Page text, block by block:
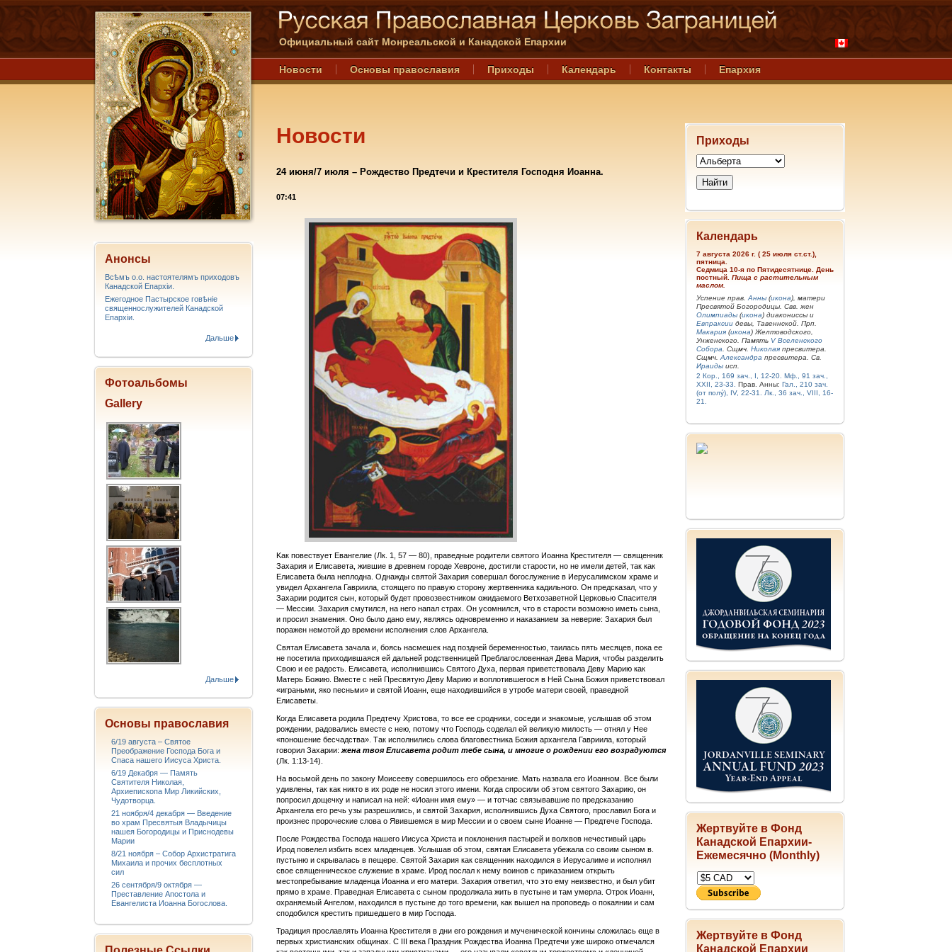
Официальный сайт Монреальской и Канадской Епархии
Новости Основы православия Приходы Календарь Контакты Епархия
Приходы
Календарь
7 августа 2026 г. ( 25 июля ст.ст.),
пятница.
Седмица 10-я по Пятидесятнице. День
постный. Пища с растительным
маслом.
Успение прав. Анны (икона), матери
Пресвятой Богородицы. Свв. жен
Олимпиады (икона) диакониссы и
Евпраксии девы, Тавеннской. Прп.
Макария (икона) Желтоводского,
Унженского. Память V Вселенского
Собора . Сщмч. Николая пресвитера.
Сщмч. Александра пресвитера. Св.
Ираиды исп.
2 Кор., 169 зач., I, 12-20. Мф., 91 зач.,
XXII, 23-33.
Прав. Анны: Гал., 210 зач.
(от полу́), IV, 22-31.
Лк., 36 зач., VIII, 16-
21.
Жертвуйте в Фонд
Канадской Епархии-
Ежемесячно (Monthly)
Жертвуйте в Фонд
Канадской Епархии
Новости
24 июня/7 июля – Рождество Предтечи и Крестителя Господня Иоанна.
07:41
Kак повествует Евангелие (Лк. 1, 57 — 80), праведные родители святого Иоанна Крестителя — священник
Захария и Елисавета, жившие в древнем городе Хевроне, достигли старости, но не имели детей, так как
Елисавета была неплодна. Однажды святой Захария совершал богослужение в Иерусалимском храме и
увидел Архангела Гавриила, стоящего по правую сторону жертвенника кадильного. Он предсказал, что у
Захарии родится сын, который будет провозвестником ожидаемого Ветхозаветной Церковью Спасителя
— Мессии. Захария смутился, на него напал страх. Он усомнился, что в старости возможно иметь сына,
и просил знамения. Оно было дано ему, являясь одновременно и наказанием за неверие: Захария был
поражен немотой до времени исполнения слов Архангела.
Святая Елисавета зачала и, боясь насмешек над поздней беременностью, таилась пять месяцев, пока ее
не посетила приходившаяся ей дальней родственницей Преблагословенная Дева Мария, чтобы разделить
Свою и ее радость. Елисавета, исполнившись Святого Духа, первая приветствовала Деву Марию как
Матерь Божию. Вместе с ней Пресвятую Деву Марию и воплотившегося в Ней Сына Божия приветствовал
«играньми, яко песньми» и святой Иоанн, еще находившийся в утробе матери своей, праведной
Елисаветы.
Когда Елисавета родила Предтечу Христова, то все ее сродники, соседи и знакомые, услышав об этом
рождении, радовались вместе с нею, потому что Господь соделал ей великую милость — отнял у Нее
«поношение бесчадства». Так исполнились слова благовестника Божия архангела Гавриила, который
говорил Захарии:жена твоя Елисавета родит тебе сына, и многие о рождении его возрадуются
(Лк. 1:13-14).
На восьмой день по закону Моисееву совершилось его обрезание. Мать назвала его Иоанном. Все были
удивлены, так как никто в их роде не носил этого имени. Когда спросили об этом святого Захарию, он
попросил дощечку и написал на ней: «Иоанн имя ему» — и тотчас связывавшие по предсказанию
Архангела его речь узы разрешились, и святой Захария, исполнившись Духа Святого, прославил Бога и
произнес пророческие слова о Явившемся в мир Мессии и о своем сыне Иоанне — Предтече Господа.
После Рождества Господа нашего Иисуса Христа и поклонения пастырей и волхвов нечестивый царь
Ирод повелел избить всех младенцев. Услышав об этом, святая Елисавета убежала со своим сыном в.
пустыню и скрывалась в пещере. Святой Захария как священник находился в Иерусалиме и исполнял
свое священническое служение в храме. Ирод послал к нему воинов с приказанием открыть
местопребывание младенца Иоанна и его матери. Захария ответил, что это ему неизвестно, и был убит
прямо в храме. Праведная Елисавета с сыном продолжала жить в пустыне и там умерла. Отрок Иоанн,
охраняемый Ангелом, находился в пустыне до того времени, как вышел на проповедь о покаянии и сам
сподобился крестить пришедшего в мир Господа.
Традиция прославлять Иоанна Крестителя в дни его рождения и мученической кончины сложилась еще в
первых христианских общинах. С III века Праздник Рождества Иоанна Предтечи уже широко отмечался
Анонсы
Всѣмъ о.о. настоятелямъ приходовъ
Канадской Епархiи.
Ежегодное Пастырское говѣніе
священнослужителей Канадской
Епархіи.
Дальше
Фотоальбомы
Gallery
Дальше
Основы православия
6/19 августа – Святое
Преображение Господа Бога и
Спаса нашего Иисуса Христа.
6/19 Декабря — Память
Святителя Николая,
Архиепископа Мир Ликийских,
Чудотворца.
21 ноября/4 декабря — Введение
во храм Пресвятыя Владычицы
нашея Богородицы и Приснодевы
Марии
8/21 ноября – Собор Архистратига
Михаила и прочих бесплотных
сил
26 сентября/9 октября —
Преставление Апостола и
Евангелиста Иоанна Богослова.